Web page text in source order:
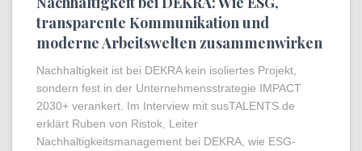
transparente Kommunikation und
moderne Arbeitswelten zusammenwirken
Nachhaltigkeit ist bei DEKRA kein isoliertes Projekt,
sondern fest in der Unternehmensstrategie IMPACT
2030+ verankert. Im Interview mit susTALENTS.de
erklärt Ruben von Ristok, Leiter
Nachhaltigkeitsmanagement bei DEKRA, wie ESG-